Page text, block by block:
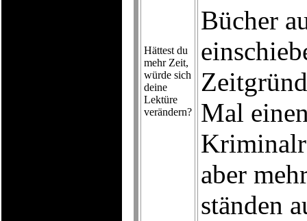
Hättest du
mehr Zeit,
würde sich
deine
Lektüre
verändern?
Bücher
Mal
aber
ständen